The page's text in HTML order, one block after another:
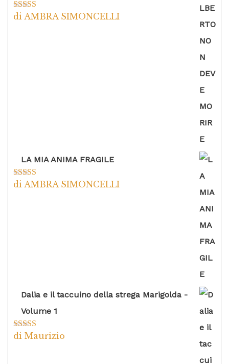
Valutato5su
di AMBRA SIMONCELLI
LA MIA ANIMA FRAGILE
Valutato5su
di AMBRA SIMONCELLI
Dalia e il taccuino della strega Marigolda -
Volume 1
Valutato4
di Maurizio